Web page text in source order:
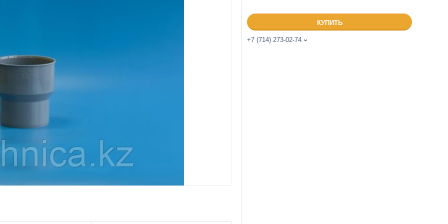
КУПИТЬ
+7 (714) 273-02-74